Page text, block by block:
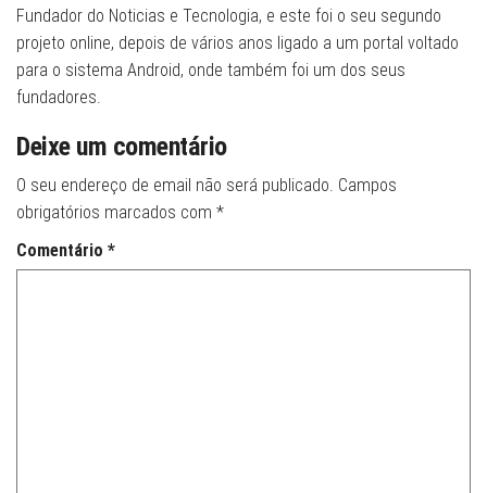
Fundador do Noticias e Tecnologia, e este foi o seu segundo
projeto online, depois de vários anos ligado a um portal voltado
para o sistema Android, onde também foi um dos seus
fundadores.
Deixe um comentário
O seu endereço de email não será publicado. Campos
obrigatórios marcados com *
Comentário *